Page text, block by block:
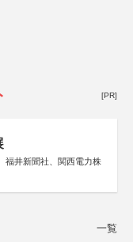
[PR]
福井新聞社、関西電力株
一覧